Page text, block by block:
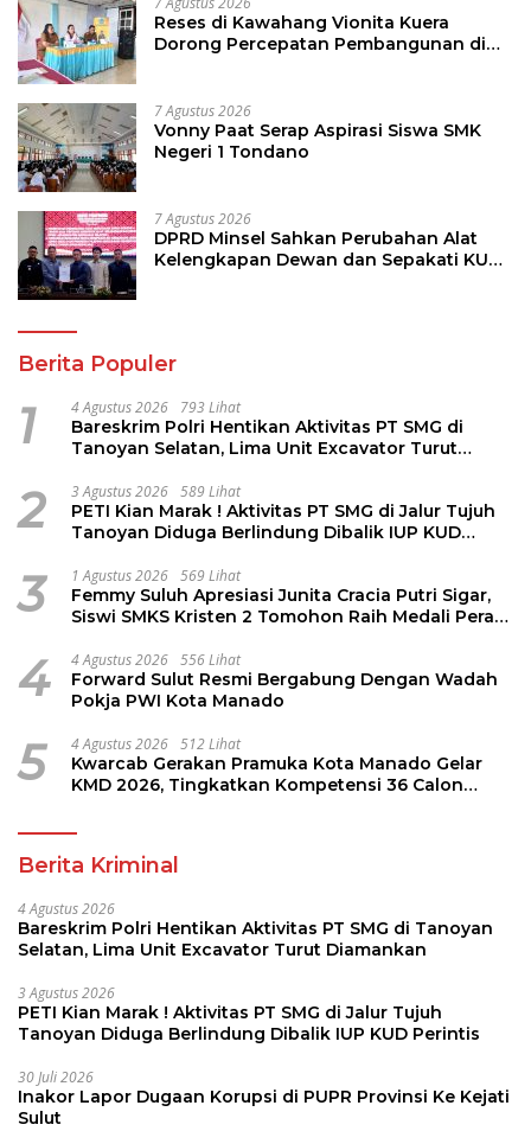
Reses di Kawahang Vionita Kuera
Dorong Percepatan Pembangunan di
7 Agustus 2026
Vonny Paat Serap Aspirasi Siswa SMK
Negeri 1 Tondano
7 Agustus 2026
DPRD Minsel Sahkan Perubahan Alat
Kelengkapan Dewan dan Sepakati KUA-
Berita Populer
1 4 Agustus 2026 793 Lihat
Bareskrim Polri Hentikan Aktivitas PT SMG di
Tanoyan Selatan, Lima Unit Excavator Turut
2 3 Agustus 2026 589 Lihat
PETI Kian Marak ! Aktivitas PT SMG di Jalur Tujuh
Tanoyan Diduga Berlindung Dibalik IUP KUD
3 1 Agustus 2026 569 Lihat
Femmy Suluh Apresiasi Junita Cracia Putri Sigar,
Siswi SMKS Kristen 2 Tomohon Raih Medali Perak
4 4 Agustus 2026 556 Lihat
Forward Sulut Resmi Bergabung Dengan Wadah
Pokja PWI Kota Manado
5 4 Agustus 2026 512 Lihat
Kwarcab Gerakan Pramuka Kota Manado Gelar
KMD 2026, Tingkatkan Kompetensi 36 Calon
Berita Kriminal
4 Agustus 2026
Bareskrim Polri Hentikan Aktivitas PT SMG di Tanoyan
Selatan, Lima Unit Excavator Turut Diamankan
3 Agustus 2026
PETI Kian Marak ! Aktivitas PT SMG di Jalur Tujuh
Tanoyan Diduga Berlindung Dibalik IUP KUD Perintis
30 Juli 2026
Inakor Lapor Dugaan Korupsi di PUPR Provinsi Ke Kejati
Sulut